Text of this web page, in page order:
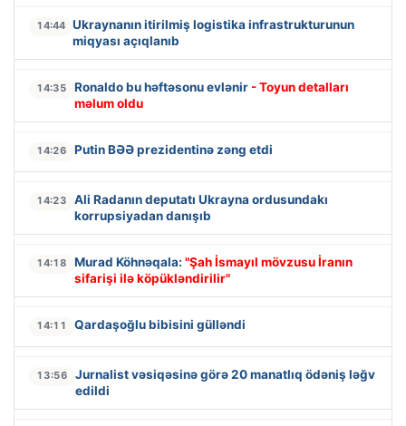
14:44 Ukraynanın itirilmiş logistika infrastrukturunun
miqyası açıqlanıb
14:35 Ronaldo bu həftəsonu evlənir - Toyun detalları
məlum oldu
14:26 Putin BƏƏ prezidentinə zəng etdi
14:23
Ali Radanın deputatı Ukrayna ordusundakı
korrupsiyadan danışıb
14:18 Murad Köhnəqala: "Şah İsmayıl mövzusu İranın
sifarişi ilə köpükləndirilir"
14:11 Qardaşoğlu bibisini gülləndi
13:56
Jurnalist vəsiqəsinə görə 20 manatlıq ödəniş ləğv
edildi